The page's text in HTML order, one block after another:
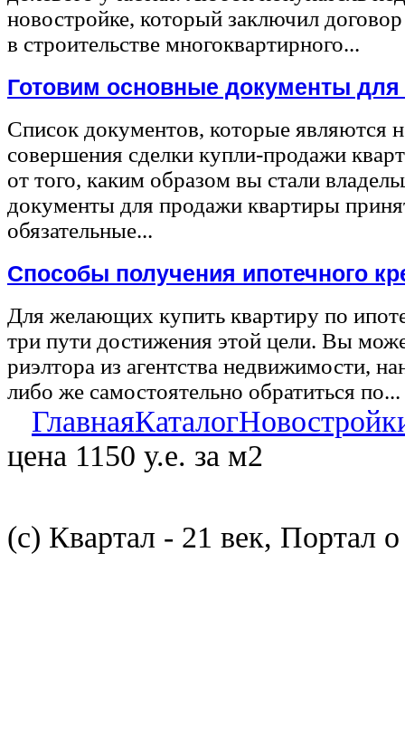
новостройке, который заключил
в строительстве многоквартирного...
Готовим основные документы
Список документов, которые являются
совершения сделки купли-продажи
от того, каким образом вы стали
документы для продажи квартиры
обязательные...
Способы получения ипотечного
Для желающих купить квартиру по
три пути достижения этой цели. Вы
риэлтора из агентства недвижимости,
либо же самостоятельно обратиться по...
ГлавнаяКаталог
цена 1150 у.е. за м2
(с) Квартал - 21 век, Портал